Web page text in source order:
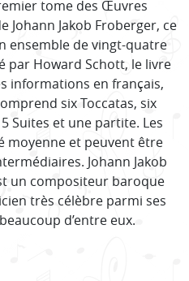
tome des Œuvres
Johann Jakob Froberger, ce
ensemble de vingt-quatre
par Howard Schott, le livre
informations en français,
six Toccatas, six
Suites et une partite. Les
et peuvent être
Johann Jakob
un compositeur baroque
très célèbre parmi ses
d’entre eux.